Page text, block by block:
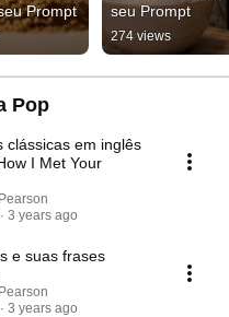
Prompt
seu Prompt
274 views
Pop
clássicas em inglês
I Met Your
3 years ago
e suas frases
3 years ago